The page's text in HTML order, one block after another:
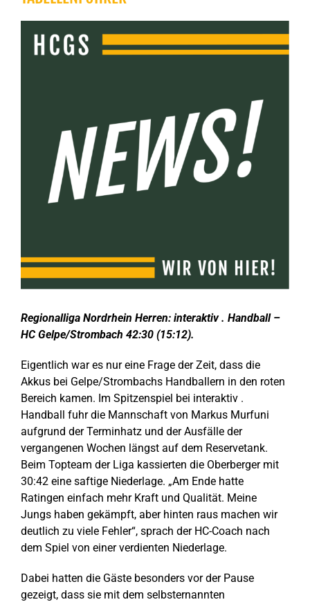
grösseres
Regionalliga Nordrhein Herren: interaktiv . Handball –
HC Gelpe/Strombach 42:30 (15:12).
Eigentlich war es nur eine Frage der Zeit, dass die
Akkus bei Gelpe/Strombachs Handballern in den roten
Bereich kamen. Im Spitzenspiel bei interaktiv .
Handball fuhr die Mannschaft von Markus Murfuni
aufgrund der Terminhatz und der Ausfälle der
vergangenen Wochen längst auf dem Reservetank.
Beim Topteam der Liga kassierten die Oberberger mit
30:42 eine saftige Niederlage. „Am Ende hatte
Ratingen einfach mehr Kraft und Qualität. Meine
Jungs haben gekämpft, aber hinten raus machen wir
deutlich zu viele Fehler“, sprach der HC-Coach nach
dem Spiel von einer verdienten Niederlage.
Dabei hatten die Gäste besonders vor der Pause
gezeigt, dass sie mit dem selbsternannten